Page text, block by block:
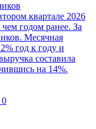
квартале 2026
годом ранее. За
Месячная
год к году и
составила
на 14%.
0